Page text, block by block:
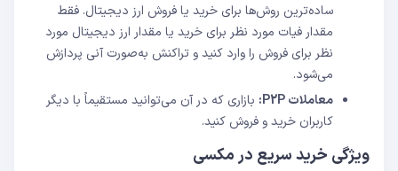
ساده‌ترین روش‌ها برای خرید یا فروش ارز دیجیتال. فقط
مقدار فیات مورد نظر برای خرید یا مقدار ارز دیجیتال مورد
نظر برای فروش را وارد کنید و تراکنش به‌صورت آنی پردازش
می‌شود.
معاملات P2P:
بازاری که در آن می‌توانید مستقیماً با دیگر
کاربران خرید و فروش کنید.
ویژگی خرید سریع در مکسی